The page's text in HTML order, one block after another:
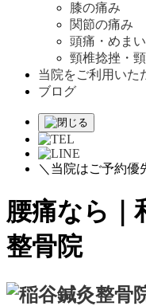
膝の痛み
関節の痛み
頭痛・めま
頸椎捻挫・
当院をご利用いた
ブログ
＼当院はご予約優
腰痛なら｜
整骨院